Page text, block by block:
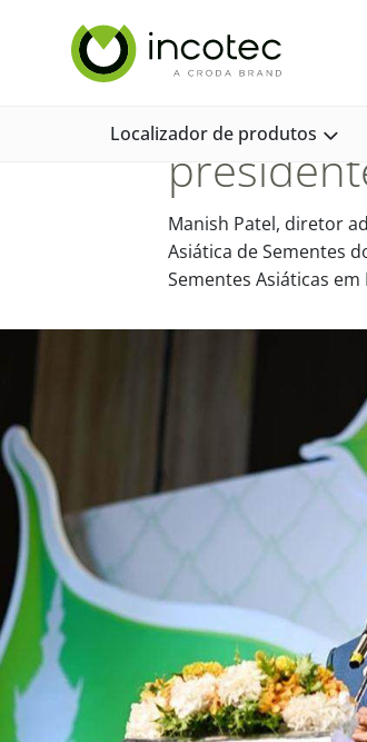
Localizador de produtos
Home Notícias e Mídia
Manish
Manish Patel, diretor
Asiática de Sementes
Sementes Asiáticas em